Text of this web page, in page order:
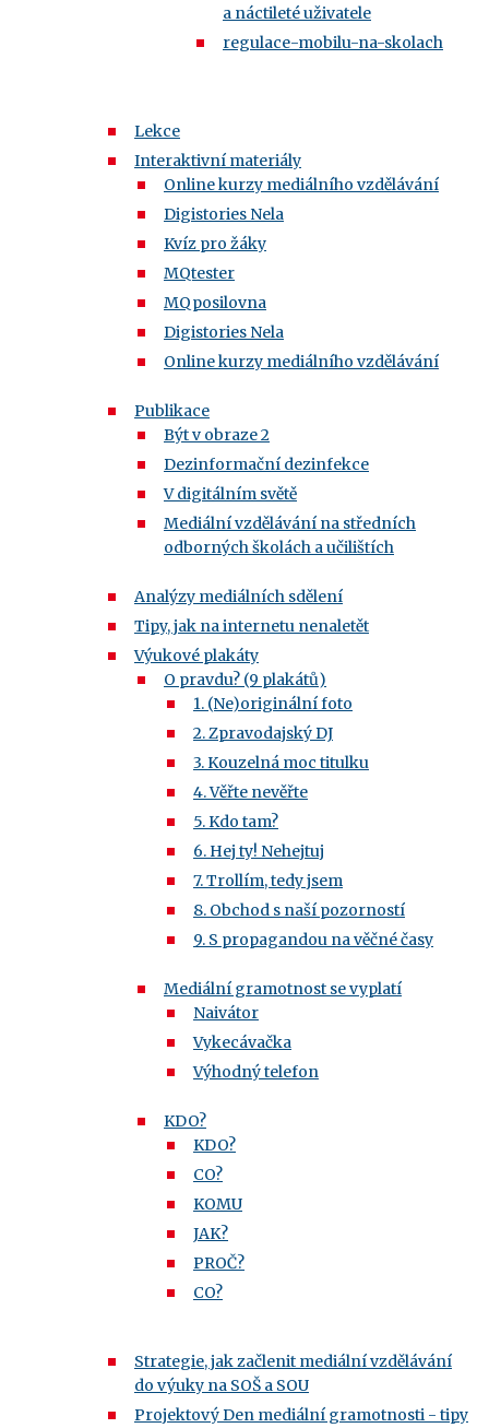
a náctileté uživatele
regulace-mobilu-na-skolach
Lekce
Interaktivní materiály
Online kurzy mediálního vzdělávání
Digistories Nela
Kvíz pro žáky
MQtester
MQposilovna
Digistories Nela
Online kurzy mediálního vzdělávání
Publikace
Být v obraze 2
Dezinformační dezinfekce
V digitálním světě
Mediální vzdělávání na středních
odborných školách a učilištích
Analýzy mediálních sdělení
Tipy, jak na internetu nenaletět
Výukové plakáty
O pravdu? (9 plakátů)
1. (Ne)originální foto
2. Zpravodajský DJ
3. Kouzelná moc titulku
4. Věřte nevěřte
5. Kdo tam?
6. Hej ty! Nehejtuj
7. Trollím, tedy jsem
8. Obchod s naší pozorností
9. S propagandou na věčné časy
Mediální gramotnost se vyplatí
Naivátor
Vykecávačka
Výhodný telefon
KDO?
KDO?
CO?
KOMU
JAK?
PROČ?
CO?
Strategie, jak začlenit mediální vzdělávání
do výuky na SOŠ a SOU
Projektový Den mediální gramotnosti - tipy